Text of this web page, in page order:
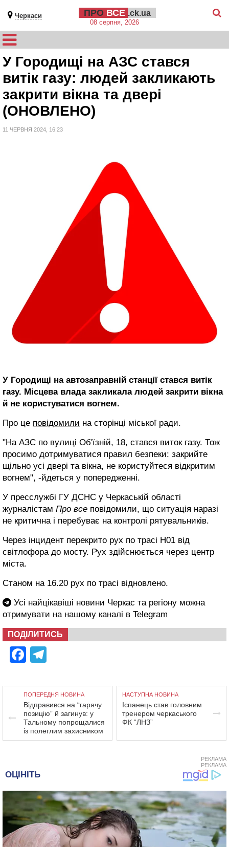
Черкаси ПРО ВСЕ .ck.ua
08 серпня, 2026
У Городищі на АЗС стався
витік газу: людей закликають
закрити вікна та двері
(ОНОВЛЕНО)
11 ЧЕРВНЯ 2024, 16:23
У Городищі на автозаправній станції стався витік
газу. Місцева влада закликала людей закрити вікна
й не користуватися вогнем.
Про це повідомили на сторінці міської ради.
"На АЗС по вулиці Об'їзній, 18, стався виток газу. Тож
просимо дотримуватися правил безпеки: закрийте
щільно усі двері та вікна, не користуйтеся відкритим
вогнем", -йдеться у попередженні.
У пресслужбі ГУ ДСНС у Черкаській області
журналістам Про все повідомили, що ситуація наразі
не критична і перебуває на контролі рятувальників.
Через інцидент перекрито рух по трасі Н01 від
світлофора до мосту. Рух здійснюється через центр
міста.
Станом на 16.20 рух по трасі відновлено.
Усі найцікавіші новини Черкас та регіону можна
отримувати на нашому каналі в Telegram
ПОДІЛИТИСЬ
Facebook
ПОПЕРЕДНЯ НОВИНА
Відправився на “гарячу
позицію” й загинув: у
Тальному попрощалися
із полеглим захисником
НАСТУПНА НОВИНА
Іспанець став головним
тренером черкаського
ФК “ЛНЗ”
РЕКЛАМА
РЕКЛАМА